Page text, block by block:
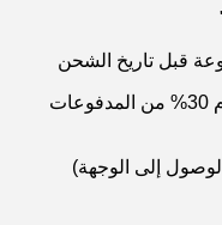
: 20 يوما عمل بعد استلام 30% من المدفوعات
(الوصول إلى الوجهة)